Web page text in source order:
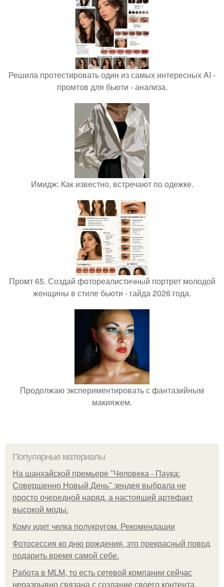
Решила протестировать один из самых интересных AI -
промтов для бьюти - анализа.
Имидж: Как известно, встречают по одежке.
Промт 65. Создай фотореалистичный портрет молодой
женщины в стиле бьюти - гайда 2026 года.
Продолжаю экспериментировать с фантазийным
макияжем.
Популярные материалы
На шанхайской премьере "Человека - Паука:
Совершенно Новый День" зендея выбрала не
просто очередной наряд, а настоящий артефакт
высокой моды.
Кому идет челка полукругом. Рекомендации
Фотосессия ко дню рождения, это прекрасный повод
подарить время самой себе.
Работа в MLM, то есть сетевой компании сейчас
неразрывно связана с создание своего контента,